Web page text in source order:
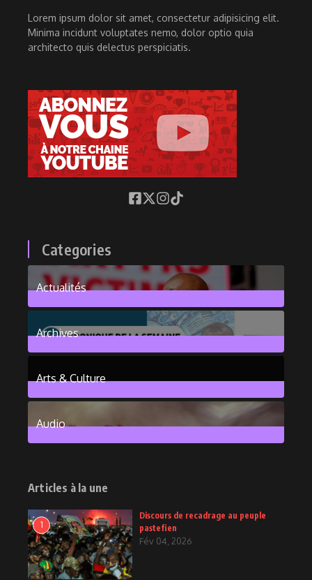
Lorem ipsum dolor sit amet, consectetur adipisicing elit.
Minima incidunt voluptates nemo, dolor optio quia
architecto quis delectus perspiciatis.
Categories
Actualités
376Posts
Archives
Arts & Culture
6Posts
Audio
Articles à la une
1
Discours de recadrage au peuple
pastefien
Fév 04, 2026